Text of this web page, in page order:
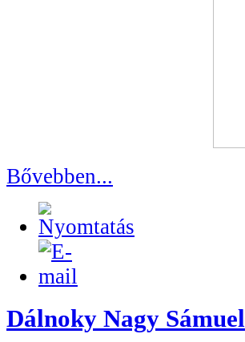
Bővebben...
Dálnoky Nagy Sámuel